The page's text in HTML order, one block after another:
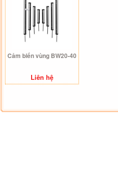
Cảm biến vùng BW20-40
Liên hệ